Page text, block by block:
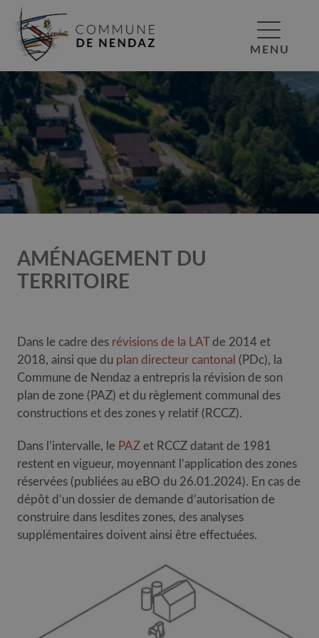
MENU
AMÉNAGEMENT DU
TERRITOIRE
Dans le cadre des révisions de la LAT
de 2014 et
2018, ainsi que du plan directeur cantonal (PDc), la
Commune de Nendaz a entrepris la révision de son
plan de zone (PAZ) et du règlement communal des
constructions et des zones y relatif (RCCZ).
Dans l’intervalle, le PAZ et RCCZ datant de 1981
restent en vigueur, moyennant l’application des zones
réservées (publiées au eBO du 26.01.2024). En cas de
dépôt d’un dossier de demande d’autorisation de
construire dans lesdites zones, des analyses
supplémentaires doivent ainsi être effectuées.